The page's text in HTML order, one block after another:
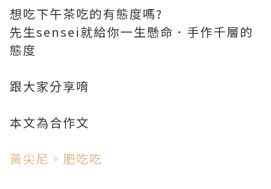
想吃下午茶吃的有態度嗎?
先生sensei就給你一生懸命．手作千層的
態度
跟大家分享唷
本文為合作文
黃尖尼。肥吃吃